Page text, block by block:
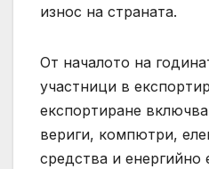
износ на страната.
От началото на
участници в
експортиране
вериги, компютри,
средства и енергийно